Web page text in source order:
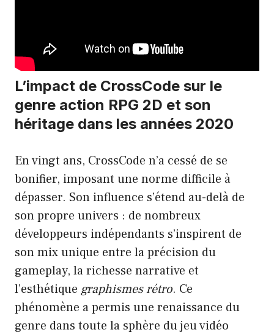
L’impact de CrossCode sur le
genre action RPG 2D et son
héritage dans les années 2020
En vingt ans, CrossCode n’a cessé de se
bonifier, imposant une norme difficile à
dépasser. Son influence s’étend au-delà de
son propre univers : de nombreux
développeurs indépendants s’inspirent de
son mix unique entre la précision du
gameplay, la richesse narrative et
l’esthétique graphismes rétro. Ce
phénomène a permis une renaissance du
genre dans toute la sphère du jeu vidéo